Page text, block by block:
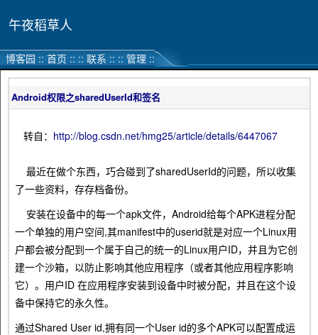
午夜稻草人
博客园 :: 首页 :: :: 联系 :: :: 管理 ::
Android权限之sharedUserId和签名
转自： http://blog.csdn.net/hmg25/article/details/6447067
最近在做个东西，巧合碰到了sharedUserId的问题，所以收集
了一些资料，存存档备份。
安装在设备中的每一个apk文件，Android给每个APK进程分配
一个单独的用户空间,其manifest中的userid就是对应一个Linux用
户都会被分配到一个属于自己的统一的Linux用户ID，并且为它创
建一个沙箱，以防止影响其他应用程序（或者其他应用程序影响
它）。用户ID 在应用程序安装到设备中时被分配，并且在这个设
备中保持它的永久性。
通过Shared User id,拥有同一个User id的多个APK可以配置成运